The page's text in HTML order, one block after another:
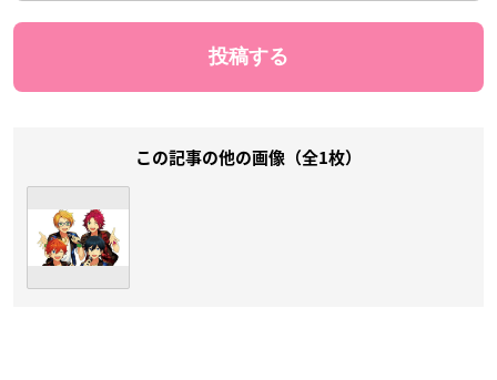
この記事の他の画像（全1枚）